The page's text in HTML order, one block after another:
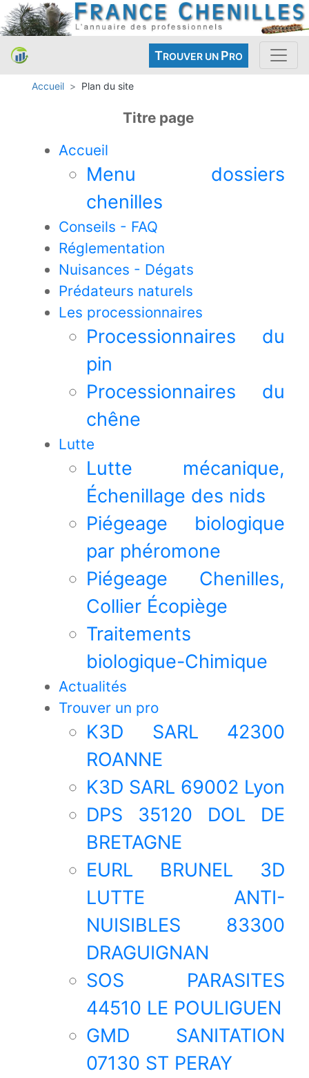
TROUVER UN PRO
Accueil Plan du site
Titre page
Accueil
Menu dossiers
chenilles
Conseils - FAQ
Réglementation
Nuisances - Dégats
Prédateurs naturels
Les processionnaires
Processionnaires du
pin
Processionnaires du
chêne
Lutte
Lutte mécanique,
Échenillage des nids
Piégeage biologique
par phéromone
Piégeage Chenilles,
Collier Écopiège
Traitements
biologique-Chimique
Actualités
Trouver un pro
K3D SARL 42300
ROANNE
K3D SARL 69002 Lyon
DPS 35120 DOL DE
BRETAGNE
EURL BRUNEL 3D
LUTTE ANTI-
NUISIBLES 83300
DRAGUIGNAN
SOS PARASITES
44510 LE POULIGUEN
GMD SANITATION
07130 ST PERAY